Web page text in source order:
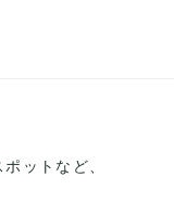
ットなど、